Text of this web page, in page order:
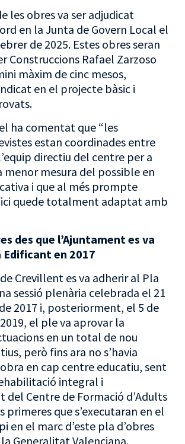
les obres va ser adjudicat
en la Junta de Govern Local el
de 2025. Estes obres seran
Construccions Rafael Zarzoso
màxim de cinc mesos,
en el projecte bàsic i
ha comentat que “les
estan coordinades entre
directiu del centre per a
mesura del possible en
i que al més prompte
quede totalment adaptat amb
des que l’Ajuntament es va
Edificant en 2017
Crevillent es va adherir al Pla
sessió plenària celebrada el 21
2017 i, posteriorment, el 5 de
el ple va aprovar la
en un total de nou
però fins ara no s’havia
en cap centre educatiu, sent
integral i
del Centre de Formació d’Adults
primeres que s’executaran en el
en el marc d’este pla d’obres
Generalitat Valenciana.